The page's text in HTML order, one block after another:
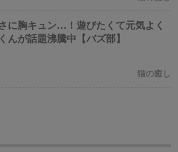
に胸キュン…！遊びたくて元気よく
んが話題沸騰中【バズ部】
猫の癒し